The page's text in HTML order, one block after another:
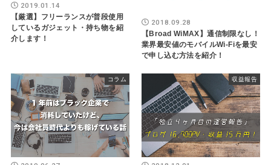
2019.01.14
【厳選】フリーランスが普段使用
しているガジェット・持ち物を紹
介します！
2018.09.28
【Broad WiMAX】通信制限なし！
業界最安値のモバイルWi-Fiを最安
で申し込む方法を紹介！
コラム 収益報告